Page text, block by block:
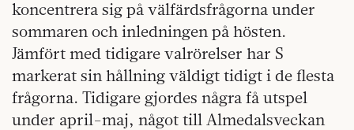
koncentrera sig på välfärdsfrågorna under
sommaren och inledningen på hösten.
Jämfört med tidigare valrörelser har S
markerat sin hållning väldigt tidigt i de flesta
frågorna. Tidigare gjordes några få utspel
under april-maj, något till Almedalsveckan